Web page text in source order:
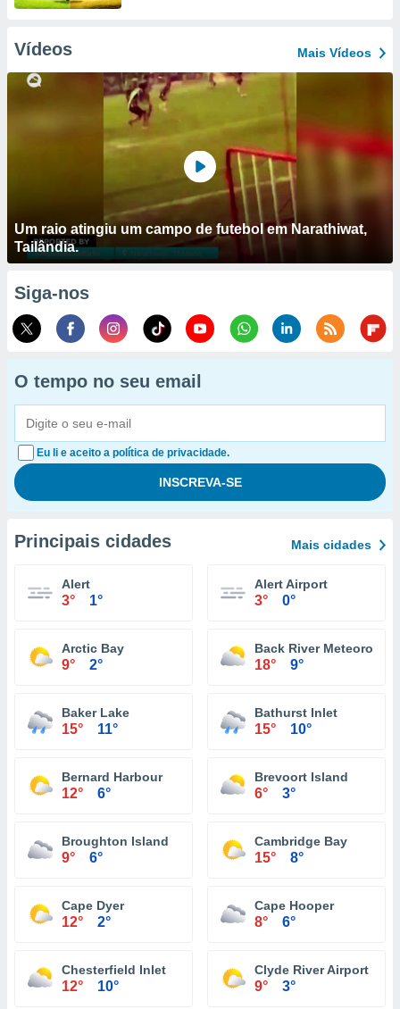
Vídeos Mais Vídeos
Um raio atingiu um campo de futebol em Narathiwat,
Tailândia.
Siga-nos
O tempo no seu email
Eu li e aceito a política de privacidade.
Principais cidades Mais cidades
Alert
3° 1°
Alert Airport
3° 0°
Arctic Bay
9° 2°
Back River
18° 9°
Baker Lake
15° 11°
Bathurst Inlet
15° 10°
Bernard Harbour
12° 6°
Brevoort Island
6° 3°
Broughton Island
9° 6°
Cambridge Bay
15° 8°
Cape Dyer
12° 2°
Cape Hooper
8° 6°
Chesterfield Inlet
12° 10°
Clyde River Airport
9° 3°